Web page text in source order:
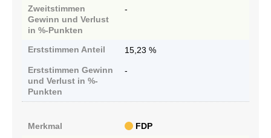
Zweitstimmen
Gewinn und Verlust
in %-Punkten
-
Erststimmen Anteil 15,23 %
Erststimmen Gewinn
und Verlust in %-
Punkten
-
Merkmal
FDP